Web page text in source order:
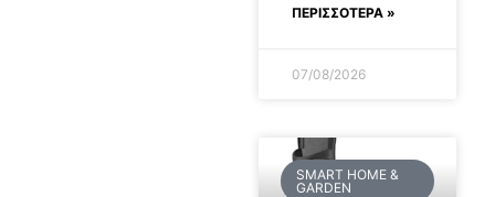
ΠΕΡΙΣΣΟΤΕΡΑ »
07/08/2026
SMART HOME &
GARDEN